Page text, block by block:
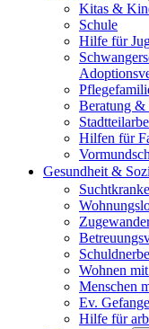
Kitas &
Schule
Hilfe für
Beratung &
Hilfen für
Gesundheit &
Wohnen
Menschen
Ev.
Hilfe für